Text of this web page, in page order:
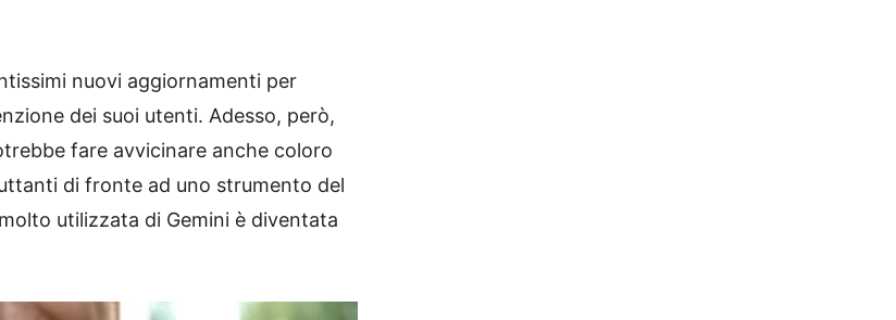
nuovi aggiornamenti per
dei suoi utenti. Adesso, però,
fare avvicinare anche coloro
di fronte ad uno strumento del
utilizzata di Gemini è diventata